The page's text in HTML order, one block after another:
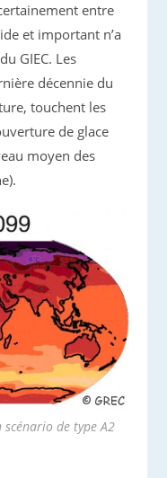
entre
et important n’a
GIEC. Les
décennie du
touchent les
de glace
moyen des
de type A2